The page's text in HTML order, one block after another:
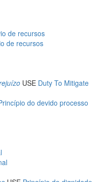
de recursos
de recursos
USE Duty To Mitigate
do devido processo